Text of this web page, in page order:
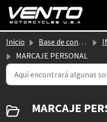
Saltar al contenido principal
Inicio Base de conocimientos
MARCAJE PERSONAL
MARCAJE